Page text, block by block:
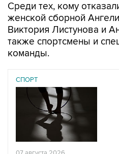
Среди тех, кому
женской сборной
Виктория Листунова и
также спортсмены и
команды.
СПОРТ